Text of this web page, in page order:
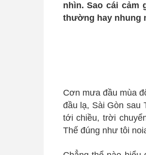
nhìn. Sao cái cảm
thường hay nhung
Cơn mưa đầu mùa
đầu lạ, Sài Gòn sau
tới chiều, trời
Thế đúng như tôi